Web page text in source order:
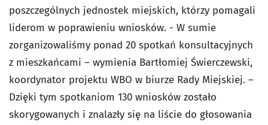
poszczególnych jednostek miejskich, którzy pomagali
liderom w poprawieniu wniosków. - W sumie
zorganizowaliśmy ponad 20 spotkań konsultacyjnych
z mieszkańcami – wymienia Bartłomiej Świerczewski,
koordynator projektu WBO w biurze Rady Miejskiej. –
Dzięki tym spotkaniom 130 wniosków zostało
skorygowanych i znalazły się na liście do głosowania